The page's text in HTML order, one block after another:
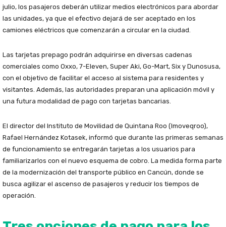
julio, los pasajeros deberán utilizar medios electrónicos para abordar
las unidades, ya que el efectivo dejará de ser aceptado en los
camiones eléctricos que comenzarán a circular en la ciudad.
Las tarjetas prepago podrán adquirirse en diversas cadenas
comerciales como Oxxo, 7-Eleven, Super Aki, Go-Mart, Six y Dunosusa,
con el objetivo de facilitar el acceso al sistema para residentes y
visitantes. Además, las autoridades preparan una aplicación móvil y
una futura modalidad de pago con tarjetas bancarias.
El director del Instituto de Movilidad de Quintana Roo (Imoveqroo),
Rafael Hernández Kotasek, informó que durante las primeras semanas
de funcionamiento se entregarán tarjetas a los usuarios para
familiarizarlos con el nuevo esquema de cobro. La medida forma parte
de la modernización del transporte público en Cancún, donde se
busca agilizar el ascenso de pasajeros y reducir los tiempos de
operación.